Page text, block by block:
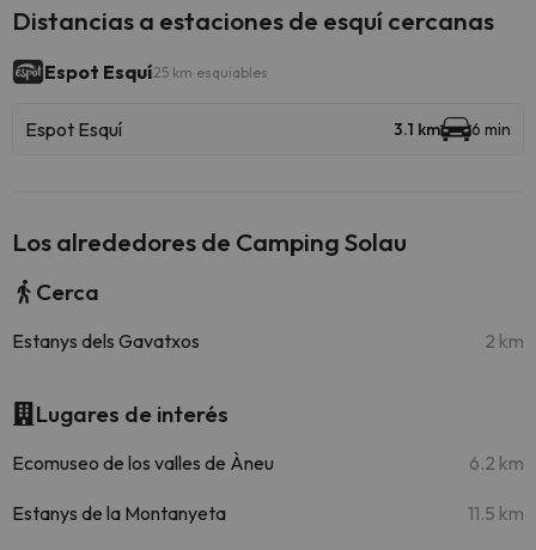
Distancias a estaciones de esquí cercanas
Espot Esquí25 km esquiables
Espot Esquí 3.1 km 6 min
Los alrededores de Camping Solau
Cerca
Estanys dels Gavatxos 2 km
Lugares de interés
Ecomuseo de los valles de Àneu 6.2 km
Estanys de la Montanyeta 11.5 km